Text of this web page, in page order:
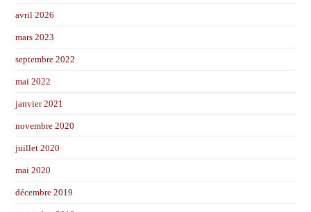
avril 2026
mars 2023
septembre 2022
mai 2022
janvier 2021
novembre 2020
juillet 2020
mai 2020
décembre 2019